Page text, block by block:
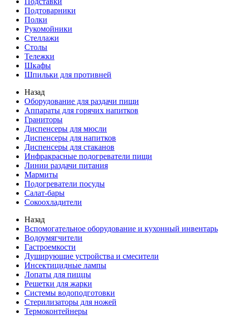
Подтоварники
Полки
Рукомойники
Стеллажи
Столы
Тележки
Шкафы
Шпильки для противней
Назад
Оборудование для раздачи пищи
Аппараты для горячих напитков
Граниторы
Диспенсеры для мюсли
Диспенсеры для напитков
Диспенсеры для стаканов
Инфракрасные подогреватели пищи
Линии раздачи питания
Мармиты
Подогреватели посуды
Салат-бары
Сокоохладители
Назад
Вспомогательное оборудование и кухонный инвентарь
Водоумягчители
Гастроемкости
Душирующие устройства и смесители
Инсектицидные лампы
Лопаты для пиццы
Решетки для жарки
Системы водоподготовки
Стерилизаторы для ножей
Термоконтейнеры